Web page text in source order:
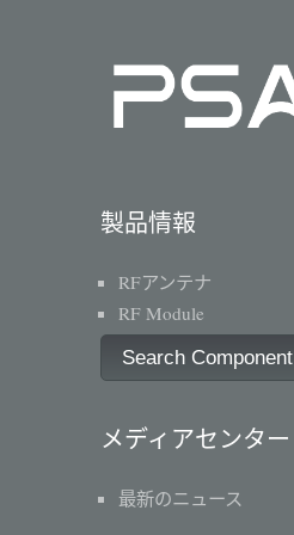
製品情報
RFアンテナ
RF Module
Search Component
メディアセンター
最新のニュース